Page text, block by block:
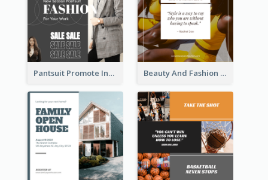
Pantsuit Promote Instagram Post Beauty And Fashion Inspirational Quote Instagram Post